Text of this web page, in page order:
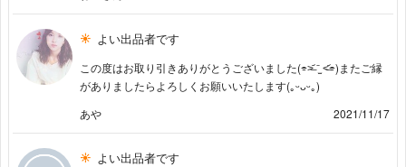
よい出品者です
この度はお取り引きありがとうございました(⌯˃̶᷄ ⁻̫ ˂̶᷄⌯)またご縁
がありましたらよろしくお願いいたします(｡ᵕᴗᵕ｡)
あや
2021/11/17
よい出品者です